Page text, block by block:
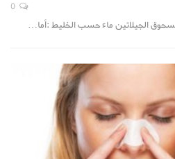
الجيلاتين ماء حسب الخليط :أما…